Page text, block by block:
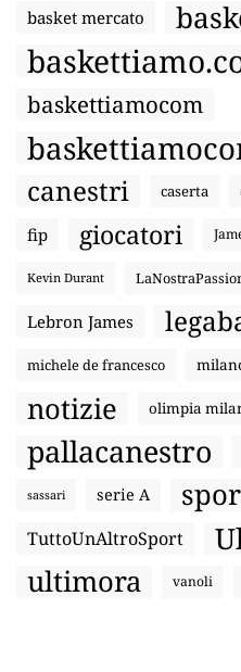
basket mercato
baskettiamocom
canestri caserta
fip giocatori
Kevin Durant
Lebron James
michele de francesco
notizie olimpia
pallacanestro
sassari serie A
TuttoUnAltroSport
ultimora vanoli